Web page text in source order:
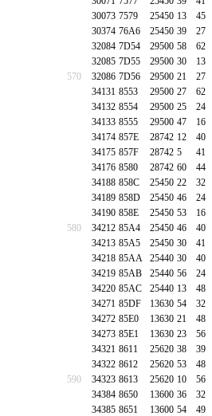
30073 7579 25450 13 45
30374 76A6 25450 39 27
32084 7D54 29500 58 62
32085 7D55 29500 30 13
570
32086 7D56 29500 21 27
34131 8553 29500 27 62
34132 8554 29500 25 24
34133 8555 29500 47 16
34174 857E 28742 12 40
34175 857F 28742 5 41
34176 8580 28742 60 44
34188 858C 25450 22 32
34189 858D 25450 46 24
34190 858E 25450 53 16
580
34212 85A4 25450 46 40
34213 85A5 25450 30 41
34218 85AA 25440 30 40
34219 85AB 25440 56 24
34220 85AC 25440 13 48
34271 85DF 13630 54 32
34272 85E0 13630 21 48
34273 85E1 13630 23 56
34321 8611 25620 38 39
34322 8612 25620 53 48
590
34323 8613 25620 10 56
34384 8650 13600 36 32
34385 8651 13600 54 49